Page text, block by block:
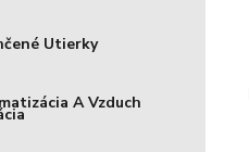
Utierky
A Vzduch